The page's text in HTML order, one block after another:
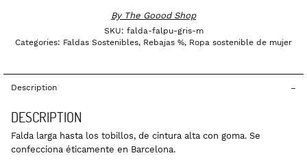
By The Goood Shop
SKU: falda-falpu-gris-m
Categories: Faldas Sostenibles, Rebajas %, Ropa sostenible de mujer
Description
DESCRIPTION
Falda larga hasta los tobillos, de cintura alta con goma. Se
confecciona éticamente en Barcelona.